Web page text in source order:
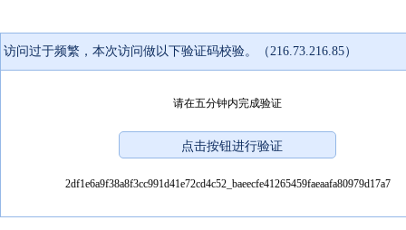
访问过于频繁，本次访问做以下验证码校验。（216.73.216.85）
请在五分钟内完成验证
2df1e6a9f38a8f3cc991d41e72cd4c52_baeecfe41265459faeaafa80979d17a7